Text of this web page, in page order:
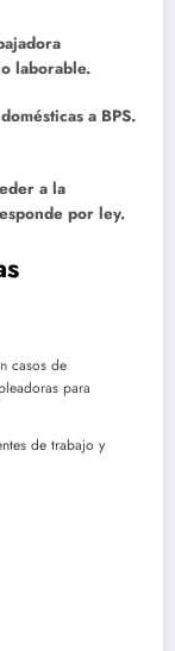
laborable.
a BPS.
a la
por ley.
casos de
para
de trabajo y